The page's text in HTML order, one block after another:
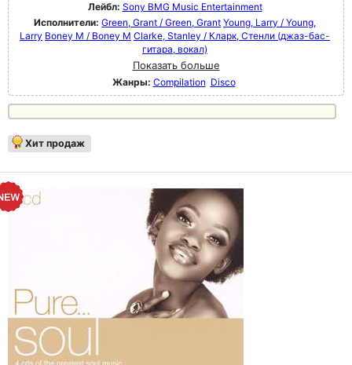
Лейбл: Sony BMG Music Entertainment
Исполнители: Green, Grant / Green, Grant Young, Larry / Young,
Larry Boney M / Boney M Clarke, Stanley / Кларк, Стенли (джаз-бас-
гитара, вокал)
Показать больше
Жанры: Compilation Disco
Хит продаж